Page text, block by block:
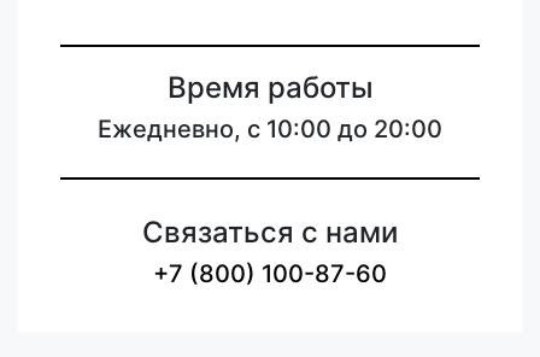
Время работы
Ежедневно, с 10:00 до 20:00
Связаться с нами
+7 (800) 100-87-60